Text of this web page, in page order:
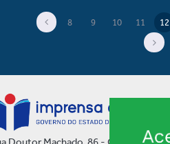
8 9 10 11 12